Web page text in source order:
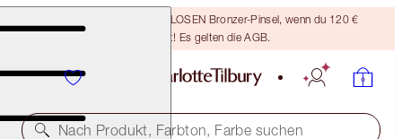
Sichere dir einen KOSTENLOSEN Bronzer-Pinsel, wenn du 120 €
ausgibst! Es gelten die AGB.
Nach Produkt, Farbton, Farbe suchen